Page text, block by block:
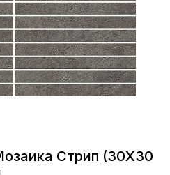
Стрип (30X30